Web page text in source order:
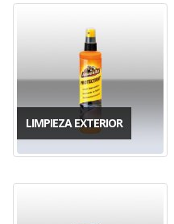
LIMPIEZA EXTERIOR